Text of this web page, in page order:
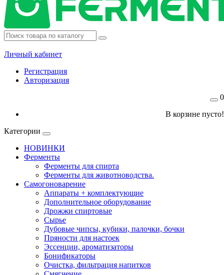
Личный кабинет
Регистрация
Авторизация
0
В корзине пусто!
Категории
НОВИНКИ
Ферменты
Ферменты для спирта
Ферменты для животноводства.
Самогоноварение
Аппараты + комплектующие
Дополнительное оборудование
Дрожжи спиртовые
Сырье
Дубовые чипсы, кубики, палочки, бочки
Пряности для настоек
Эссенции, ароматизаторы
Бонификаторы
Очистка, фильтрация напитков